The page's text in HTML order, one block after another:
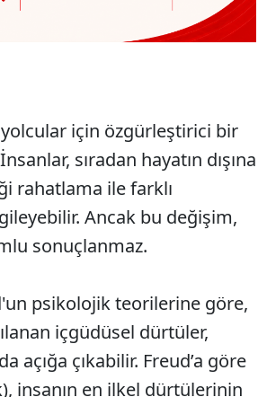
yolcular için özgürleştirici bir
sıradan hayatın dışına
rahatlama ile farklı
Ancak bu değişim,
sonuçlanmaz.
psikolojik teorilerine göre,
içgüdüsel dürtüler,
açığa çıkabilir. Freud’a göre
insanın en ilkel dürtülerinin